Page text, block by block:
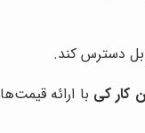
دسترس کند.
کار کی با ارائه